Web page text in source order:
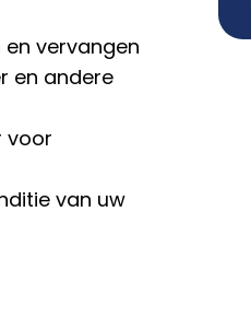
vervangen
en andere
voor
van uw